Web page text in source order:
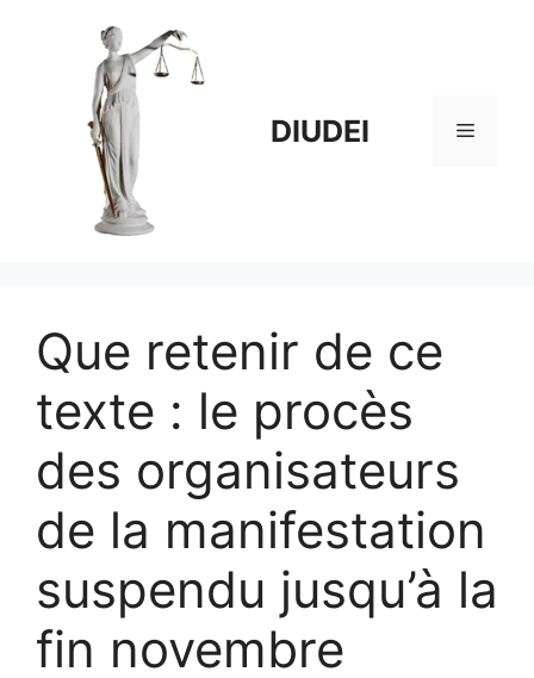
DIUDEI Menu
Que retenir de ce
texte : le procès
des organisateurs
de la manifestation
suspendu jusqu’à la
fin novembre